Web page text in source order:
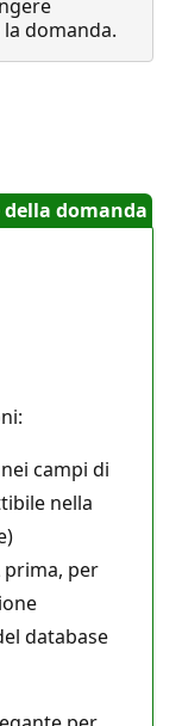
domanda.
domanda
campi di
nella
prima, per
database